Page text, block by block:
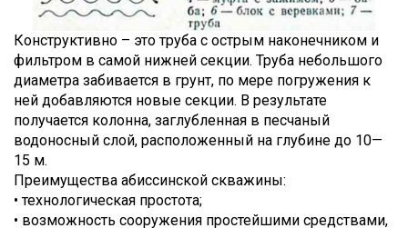
Конструктивно – это труба с острым наконечником и
фильтром в самой нижней секции. Труба небольшого
диаметра забивается в грунт, по мере погружения к
ней добавляются новые секции. В результате
получается колонна, заглубленная в песчаный
водоносный слой, расположенный на глубине до 10—
15 м.
Преимущества абиссинской скважины:
• технологическая простота;
• возможность сооружения простейшими средствами,